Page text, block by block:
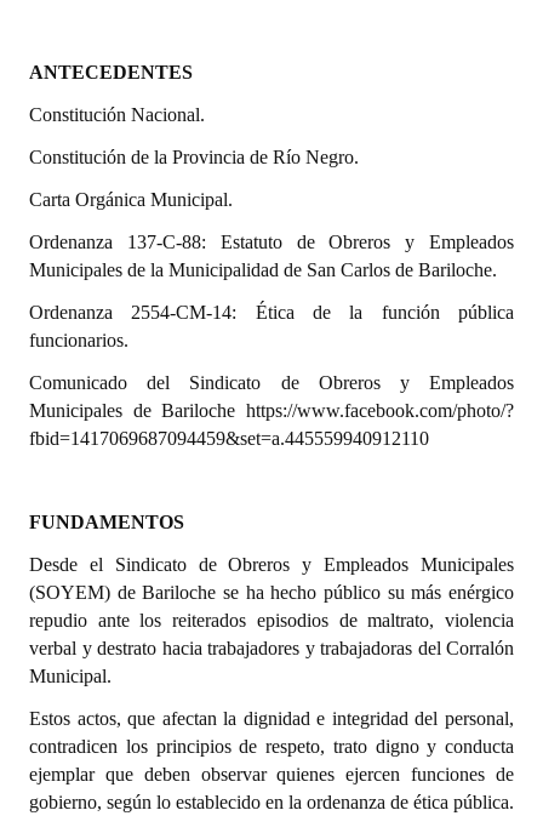
Reglamento Interno
Digesto
Organigrama
DOCUMENTOS
Informes de Gestión
Proyectos Presentados
Informes de Unidad Coordinadora
Ejecución Presupuestaria
NORMATIVA
Comunicaciones
ANTECEDENTES
Constitución Nacional.
Constitución de la Provincia de Río Negro.
Carta Orgánica Municipal.
Ordenanza 137-C-88: Estatuto de Obreros y Empleados
Municipales de la Municipalidad de San Carlos de Bariloche.
Ordenanza 2554-CM-14: Ética de la función pública
funcionarios.
Comunicado del Sindicato de Obreros y Empleados
Municipales de Bariloche https://www.facebook.com/photo/?
fbid=1417069687094459&set=a.445559940912110
FUNDAMENTOS
Desde el Sindicato de Obreros y Empleados Municipales
(SOYEM) de Bariloche se ha hecho público su más enérgico
repudio ante los reiterados episodios de maltrato, violencia
verbal y destrato hacia trabajadores y trabajadoras del Corralón
Municipal.
Estos actos, que afectan la dignidad e integridad del personal,
contradicen los principios de respeto, trato digno y conducta
ejemplar que deben observar quienes ejercen funciones de
gobierno, según lo establecido en la ordenanza de ética pública.